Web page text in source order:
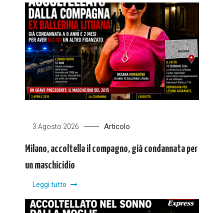
3 Agosto 2026 Articolo
Milano, accoltella il compagno, già condannata per
un maschicidio
Leggi tutto